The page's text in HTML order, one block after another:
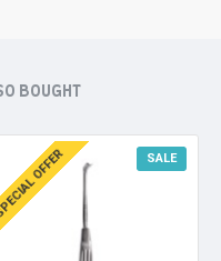
BOUGHT
OFFER SALE